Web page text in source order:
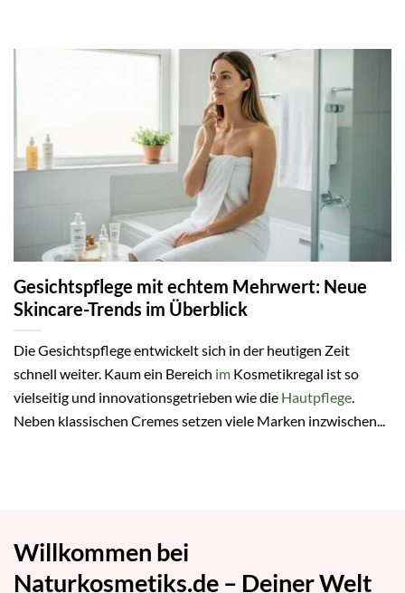
Gesichtspflege mit echtem Mehrwert: Neue
Skincare-Trends im Überblick
Die Gesichtspflege entwickelt sich in der heutigen Zeit
schnell weiter. Kaum ein Bereich im Kosmetikregal ist so
vielseitig und innovationsgetrieben wie die Hautpflege.
Neben klassischen Cremes setzen viele Marken inzwischen...
Willkommen bei
Naturkosmetiks.de – Deiner Welt